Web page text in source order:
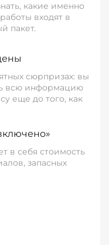
какие именно
входят в
пакет.
сюрпризах: вы
всю информацию
еще до того, как
в себя стоимость
запасных